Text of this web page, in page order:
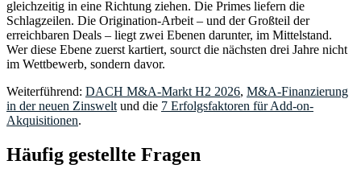
gleichzeitig in eine Richtung ziehen. Die Primes liefern die
Schlagzeilen. Die Origination-Arbeit – und der Großteil der
erreichbaren Deals – liegt zwei Ebenen darunter, im Mittelstand.
Wer diese Ebene zuerst kartiert, sourct die nächsten drei Jahre nicht
im Wettbewerb, sondern davor.
Weiterführend: DACH M&A-Markt H2 2026, M&A-Finanzierung
in der neuen Zinsweltund die 7 Erfolgsfaktoren für Add-on-
Akquisitionen.
Häufig gestellte Fragen